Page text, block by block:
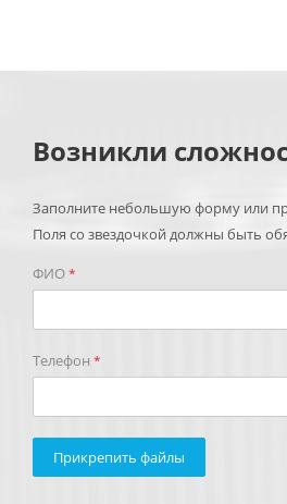
Возникли
Заполните небольшую форму или
Поля со звездочкой должны быть
ФИО*
Телефон *
Прикрепить файлы